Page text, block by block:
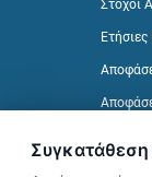
Στόχοι